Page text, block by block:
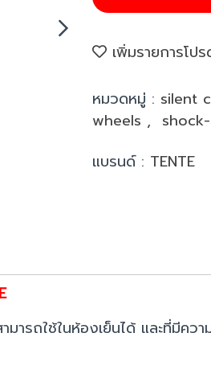
เพิ่มรายการโป
หมวดหมู่ : silent
wheels ,
แบรนด์ : TENTE
ารถใช้ในห้องเย็นได้ และที่มีควา